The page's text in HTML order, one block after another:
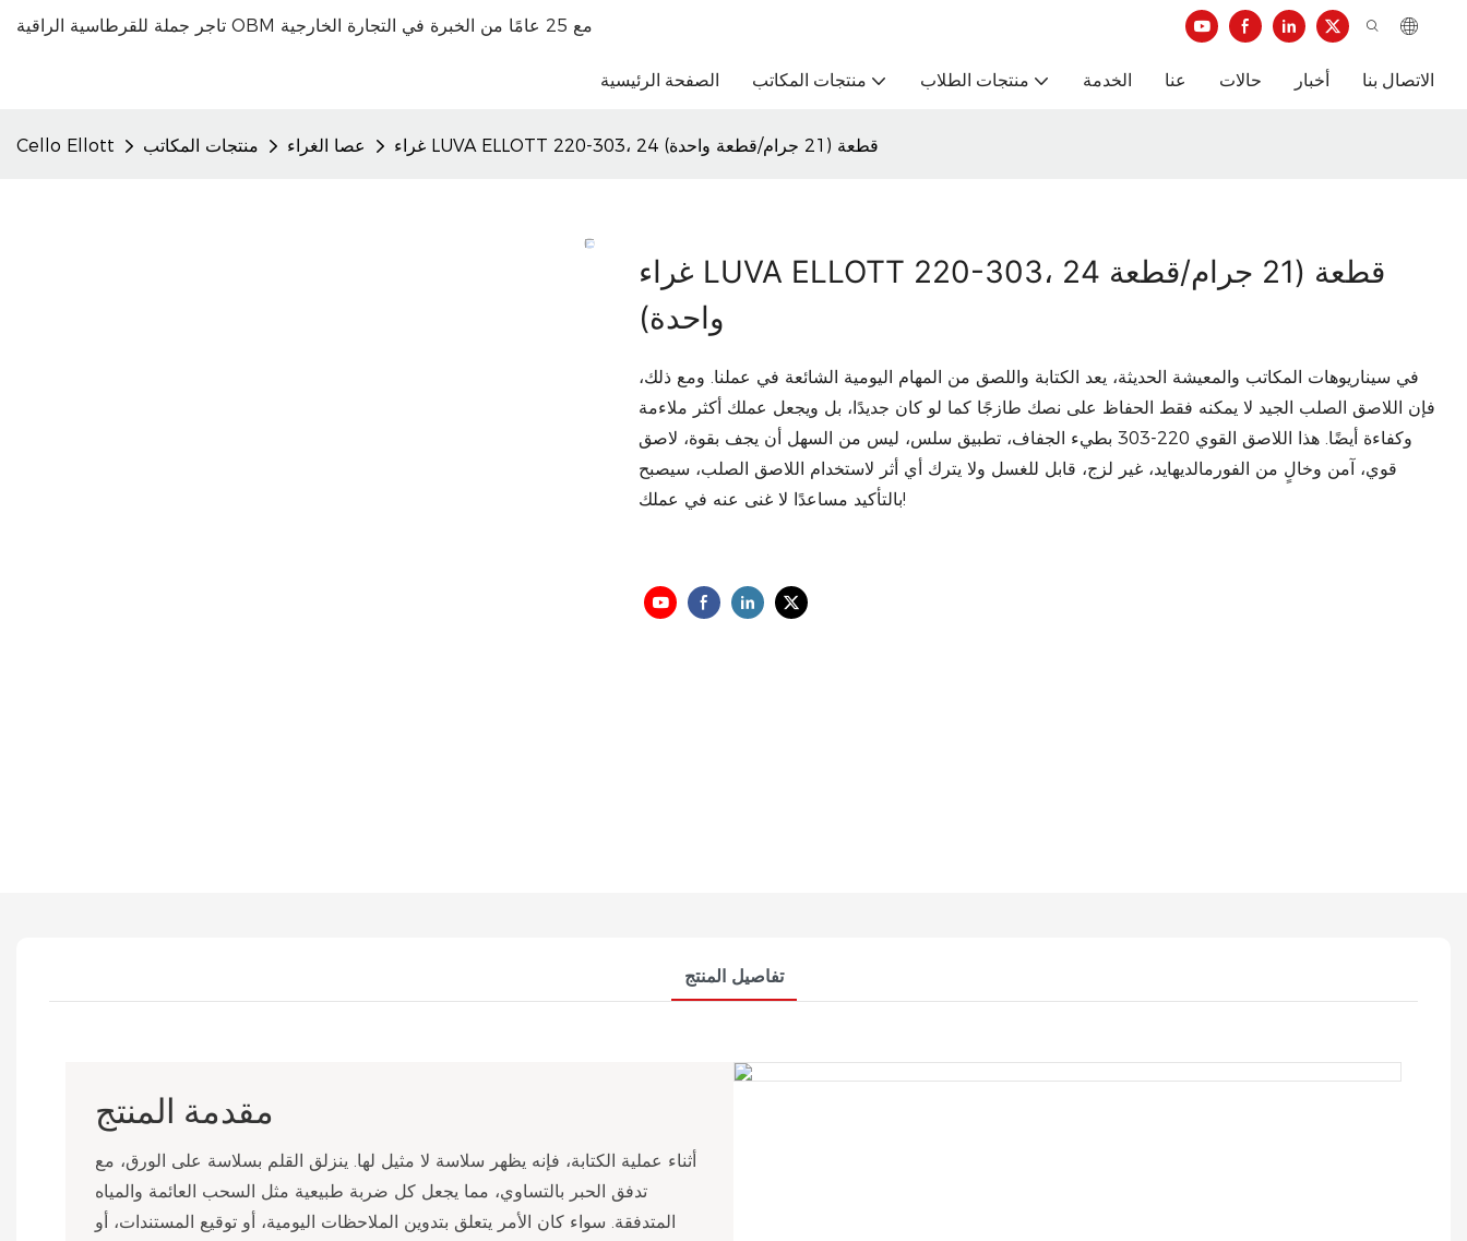
تاجر جملة للقرطاسية الراقية OBM مع 25 عامًا من الخبرة في التجارة الخارجية
الصفحة الرئيسية منتجات المكاتب منتجات الطلاب الخدمة عنا حالات أخبار الاتصال بنا
Cello Ellott منتجات المكاتب عصا الغراء غراء LUVA ELLOTT 220-303، 24 قطعة (21 جرام/قطعة واحدة)
غراء LUVA ELLOTT 220-303، 24 قطعة (21 جرام/قطعة
واحدة)
في سيناريوهات المكاتب والمعيشة الحديثة، يعد الكتابة واللصق من المهام اليومية الشائعة في عملنا. ومع ذلك،
فإن اللاصق الصلب الجيد لا يمكنه فقط الحفاظ على نصك طازجًا كما لو كان جديدًا، بل ويجعل عملك أكثر ملاءمة
وكفاءة أيضًا. هذا اللاصق القوي 220-303 بطيء الجفاف، تطبيق سلس، ليس من السهل أن يجف بقوة، لاصق
قوي، آمن وخالٍ من الفورمالديهايد، غير لزج، قابل للغسل ولا يترك أي أثر لاستخدام اللاصق الصلب، سيصبح
بالتأكيد مساعدًا لا غنى عنه في عملك!
تفاصيل المنتج
مقدمة المنتج
أثناء عملية الكتابة، فإنه يظهر سلاسة لا مثيل لها. ينزلق القلم بسلاسة على الورق، مع
تدفق الحبر بالتساوي، مما يجعل كل ضربة طبيعية مثل السحب العائمة والمياه
المتدفقة. سواء كان الأمر يتعلق بتدوين الملاحظات اليومية، أو توقيع المستندات، أو